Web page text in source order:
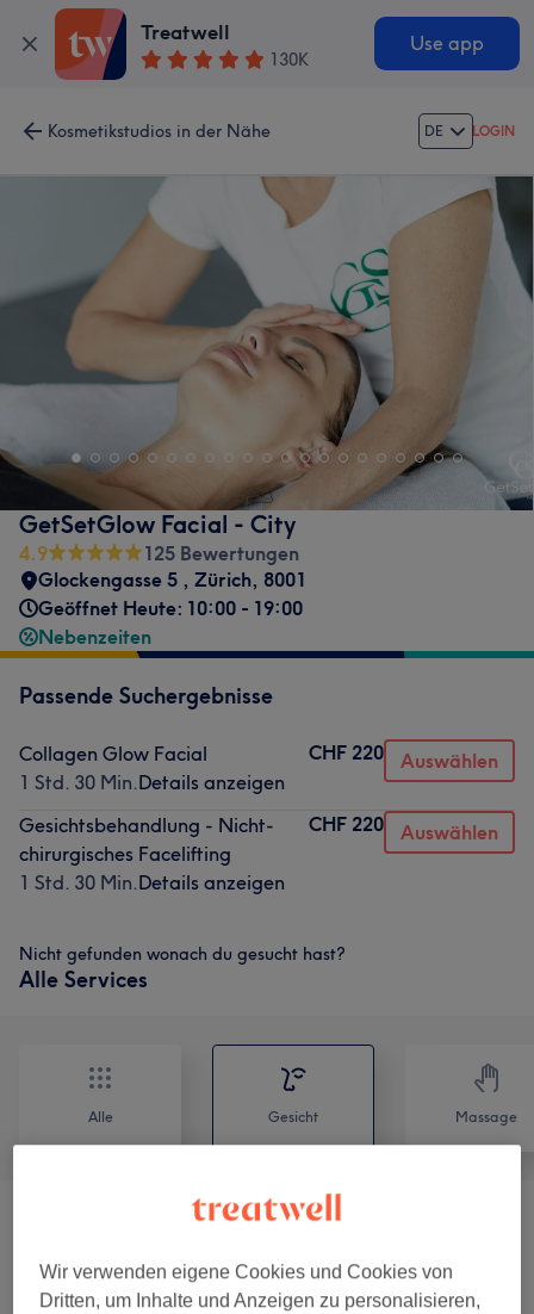
Treatwell
130K
Use app
Kosmetikstudios in der Nähe DE LOGIN
GetSetGlow Facial - City
4.9
125 Bewertungen
Glockengasse 5 , Zürich, 8001
Geöffnet Heute: 10:00 - 19:00
Nebenzeiten
Passende Suchergebnisse
Collagen Glow Facial
1 Std. 30 Min.Details anzeigen
CHF 220 Auswählen
Gesichtsbehandlung - Nicht-
chirurgisches Facelifting
1 Std. 30 Min.Details anzeigen
CHF 220 Auswählen
Nicht gefunden wonach du gesucht hast?
Alle Services
Alle Gesicht Massage
Gesichtsbehandlungen ( 6)
Optionale Zusatzleistungen (4)
Wir verwenden eigene Cookies und Cookies von
Dritten, um Inhalte und Anzeigen zu personalisieren,